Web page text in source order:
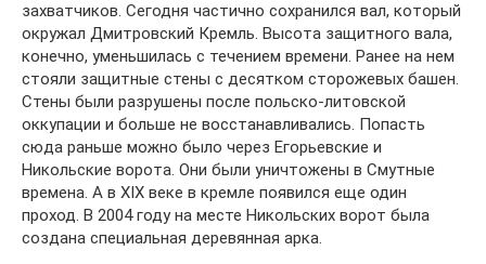
захватчиков. Сегодня частично сохранился вал, который
окружал Дмитровский Кремль. Высота защитного вала,
конечно, уменьшилась с течением времени. Ранее на нем
стояли защитные стены с десятком сторожевых башен.
Стены были разрушены после польско-литовской
оккупации и больше не восстанавливались. Попасть
сюда раньше можно было через Егорьевские и
Никольские ворота. Они были уничтожены в Смутные
времена. А в XIX веке в кремле появился еще один
проход. В 2004 году на месте Никольских ворот была
создана специальная деревянная арка.